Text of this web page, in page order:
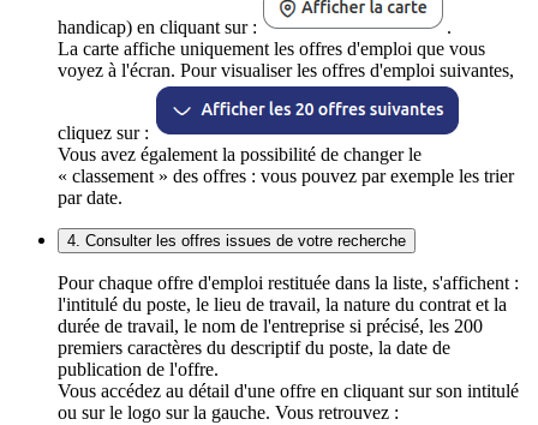
handicap) en cliquant sur :
.
La carte affiche uniquement les offres d'emploi que vous
voyez à l'écran. Pour visualiser les offres d'emploi suivantes,
cliquez sur :
Vous avez également la possibilité de changer le
« classement » des offres : vous pouvez par exemple les trier
par date.
4. Consulter les offres issues de votre recherche
Pour chaque offre d'emploi restituée dans la liste, s'affichent :
l'intitulé du poste, le lieu de travail, la nature du contrat et la
durée de travail, le nom de l'entreprise si précisé, les 200
premiers caractères du descriptif du poste, la date de
publication de l'offre.
Vous accédez au détail d'une offre en cliquant sur son intitulé
ou sur le logo sur la gauche. Vous retrouvez :